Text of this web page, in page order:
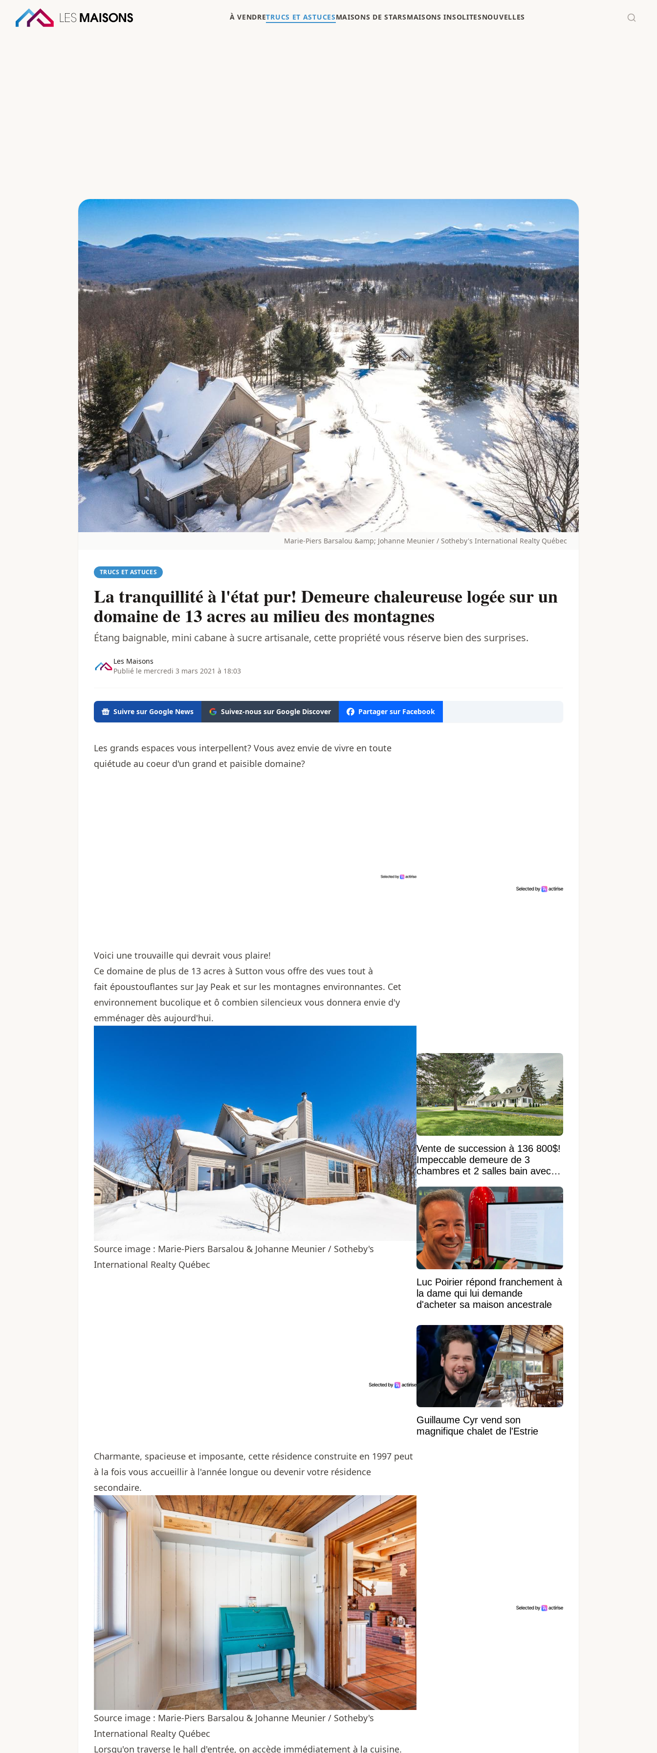
À VENDRETRUCS ET ASTUCESMAISONS DE STARSMAISONS INSOLITESNOUVELLES
Marie-Piers Barsalou &amp; Johanne Meunier / Sotheby's International Realty Québec
TRUCS ET ASTUCES
La tranquillité à l'état pur! Demeure chaleureuse logée sur un
domaine de 13 acres au milieu des montagnes
Étang baignable, mini cabane à sucre artisanale, cette propriété vous réserve bien des surprises.
Les Maisons
Publié le mercredi 3 mars 2021 à 18:03
Suivre sur Google News Suivez-nous sur Google Discover Partager sur Facebook
Les grands espaces vous interpellent? Vous avez envie de vivre en toute
quiétude au coeur d'un grand et paisible domaine?
Voici une trouvaille qui devrait vous plaire!
Ce domaine de plus de 13 acres à Sutton vous offre des vues tout à
fait époustouflantes sur Jay Peak et sur les montagnes environnantes. Cet
environnement bucolique et ô combien silencieux vous donnera envie d'y
emménager dès aujourd'hui.
Source image : Marie-Piers Barsalou & Johanne Meunier / Sotheby's
International Realty Québec
Charmante, spacieuse et imposante, cette résidence construite en 1997 peut
à la fois vous accueillir à l'année longue ou devenir votre résidence
secondaire.
Source image : Marie-Piers Barsalou & Johanne Meunier / Sotheby's
International Realty Québec
Lorsqu'on traverse le hall d'entrée, on accède immédiatement à la cuisine.
Vente de succession à 136 800$!
Impeccable demeure de 3
chambres et 2 salles bain avec
Luc Poirier répond franchement à
la dame qui lui demande
d'acheter sa maison ancestrale
Guillaume Cyr vend son
magnifique chalet de l'Estrie